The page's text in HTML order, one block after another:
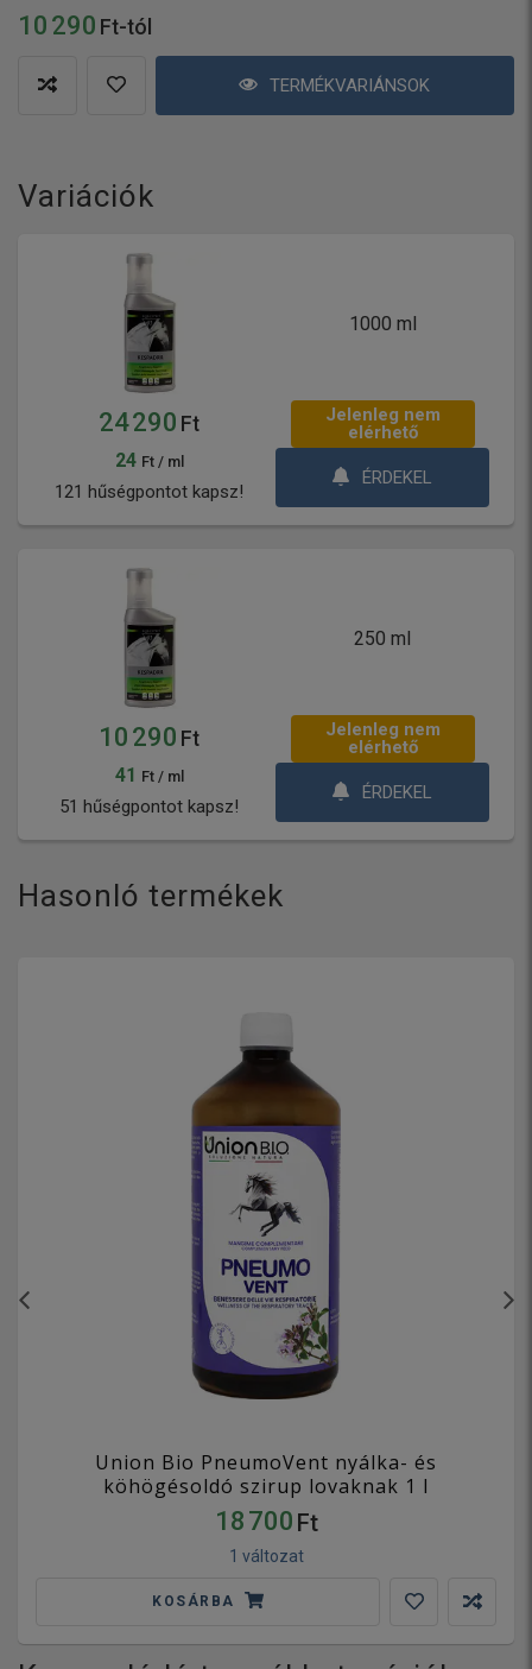
10 290 Ft-tól
TERMÉKVARIÁNSOK
Variációk
1000 ml
24 290 Ft
24 Ft / ml
121 hűségpontot kapsz!
Jelenleg nem
elérhető
ÉRDEKEL
250 ml
10 290 Ft
41 Ft / ml
51 hűségpontot kapsz!
Jelenleg nem
elérhető
ÉRDEKEL
Hasonló termékek
Union Bio PneumoVent nyálka- és
köhögésoldó szirup lovaknak 1 l
18 700 Ft
1 változat
KOSÁRBA